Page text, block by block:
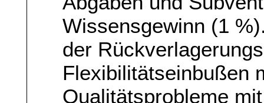
Wissensgewinn (1
der
Flexibilitätseinbußen
Qualitätsprobleme